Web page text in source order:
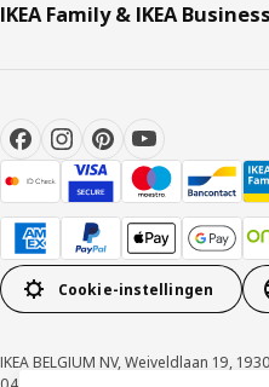
IKEA Family & IKEA Business
Cookie-instellingen
IKEA BELGIUM NV, Weiveldlaan 19,